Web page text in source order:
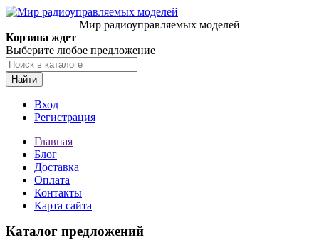
Мир радиоуправляемых моделей
Корзина ждет
Выберите любое предложение
Найти
Вход
Регистрация
Главная
Блог
Доставка
Оплата
Контакты
Карта сайта
Каталог предложений